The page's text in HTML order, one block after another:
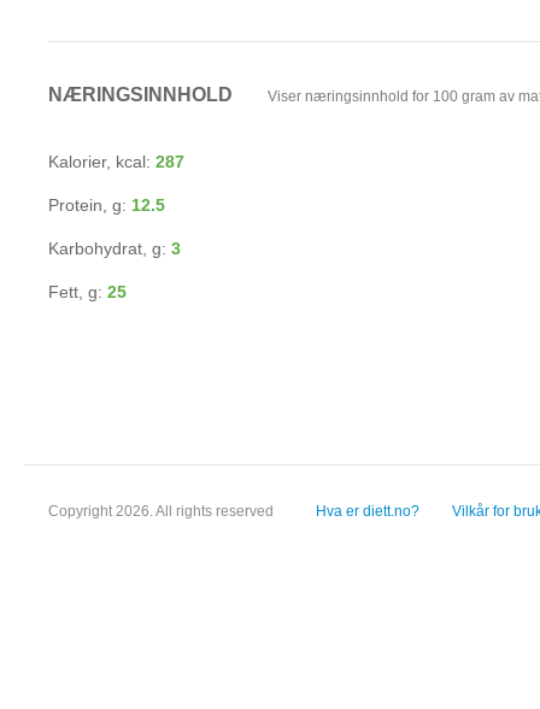
NÆRINGSINNHOLD Viser næringsinnhold for 100 gram av
Kalorier, kcal: 287
Protein, g: 12.5
Karbohydrat, g: 3
Fett, g: 25
Copyright 2026. All rights reserved Hva er diett.no? Vilkår for